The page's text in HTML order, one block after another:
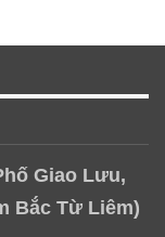
Giao Lưu,
Bắc Từ Liêm)